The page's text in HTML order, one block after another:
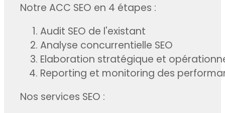
Notre ACC SEO en 4 étapes :
Audit SEO de l'existant
Analyse concurrentielle SEO
Elaboration stratégique et
Reporting et monitoring des
Nos services SEO :